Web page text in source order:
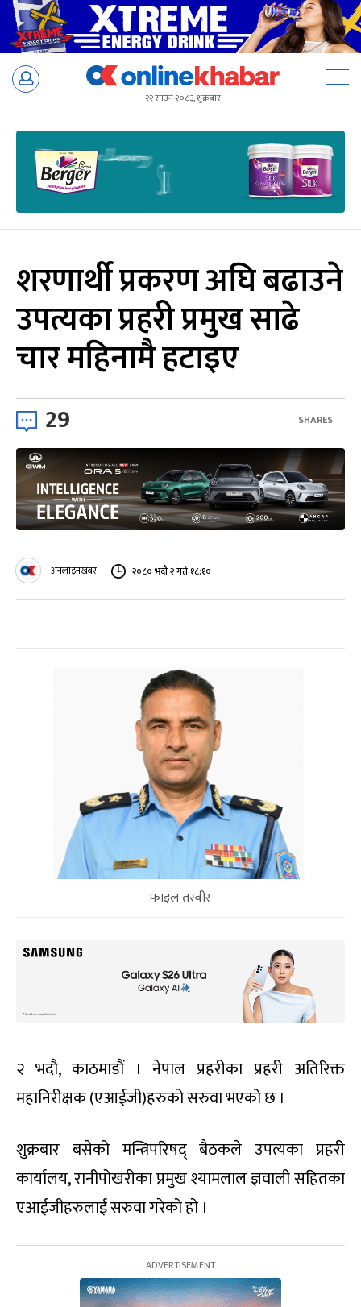
Skip
२२ साउन २०८३, शुक्रबार
शरणार्थी प्रकरण अघि बढाउने
उपत्यका प्रहरी प्रमुख साढे
चार महिनामै हटाइए
29 SHARES
अनलाइनखबर २०८० भदौ २ गते १८:१०
फाइल तस्वीर
२ भदौ, काठमाडौं । नेपाल प्रहरीका प्रहरी अतिरिक्त
महानिरीक्षक (एआईजी)हरुको सरुवा भएको छ ।
शुक्रबार बसेको मन्त्रिपरिषद् बैठकले उपत्यका प्रहरी
कार्यालय, रानीपोखरीका प्रमुख श्यामलाल ज्ञवाली सहितका
एआईजीहरुलाई सरुवा गरेको हो ।